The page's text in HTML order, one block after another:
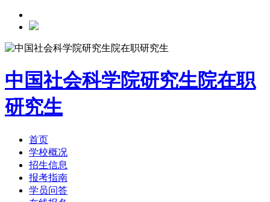
中国社会科学院研究生院在职
研究生
首页
学校概况
招生信息
报考指南
学员问答